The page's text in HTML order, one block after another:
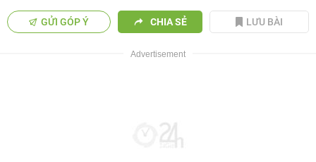
GỬI GÓP Ý CHIA SẺ LƯU BÀI